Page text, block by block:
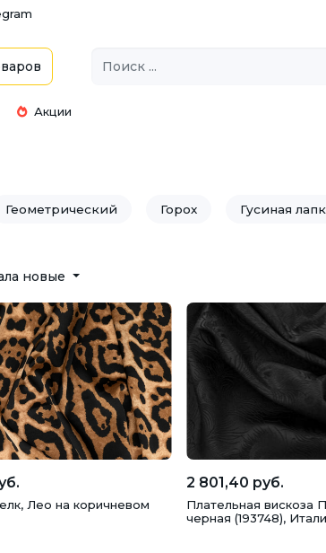
Акции
Геометрический Горох Гусиная
Орнамент Полосы Птицы
Принты к 14 февраля Принты к
новые
Лео на коричневом
2 801,40 руб.
Плательная вискоза
черная (193748),